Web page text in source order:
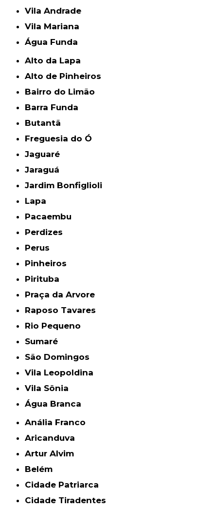
Vila Andrade
Vila Mariana
Água Funda
Alto da Lapa
Alto de Pinheiros
Bairro do Limão
Barra Funda
Butantã
Freguesia do Ó
Jaguaré
Jaraguá
Jardim Bonfiglioli
Lapa
Pacaembu
Perdizes
Perus
Pinheiros
Pirituba
Praça da Arvore
Raposo Tavares
Rio Pequeno
Sumaré
São Domingos
Vila Leopoldina
Vila Sônia
Água Branca
Anália Franco
Aricanduva
Artur Alvim
Belém
Cidade Patriarca
Cidade Tiradentes